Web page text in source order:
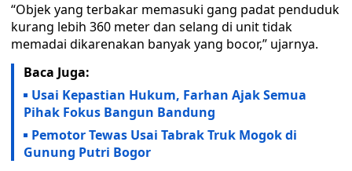
“Objek yang terbakar memasuki gang padat penduduk
kurang lebih 360 meter dan selang di unit tidak
memadai dikarenakan banyak yang bocor,” ujarnya.
Baca Juga:
Usai Kepastian Hukum, Farhan Ajak Semua
Pihak Fokus Bangun Bandung
Pemotor Tewas Usai Tabrak Truk Mogok di
Gunung Putri Bogor